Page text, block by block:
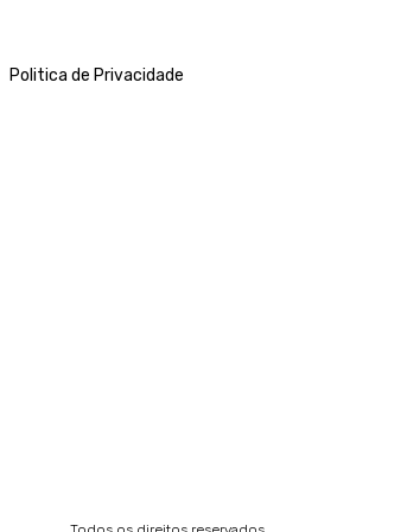
Politica de Privacidade